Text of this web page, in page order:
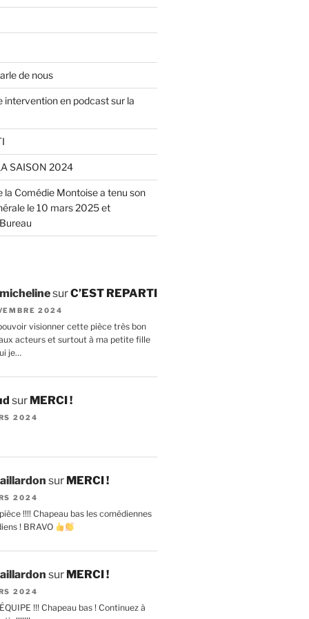
de nous
intervention en podcast sur la
SAISON 2024
la Comédie Montoise a tenu son
le 10 mars 2025 et
surC’EST REPARTI
2024
visionner cette pièce très bon
acteurs et surtout à ma petite fille
je…
sur MERCI !
2024
sur MERCI !
2024
!!!! Chapeau bas les comédiennes
! BRAVO
sur MERCI !
2024
!!! Chapeau bas ! Continuez à